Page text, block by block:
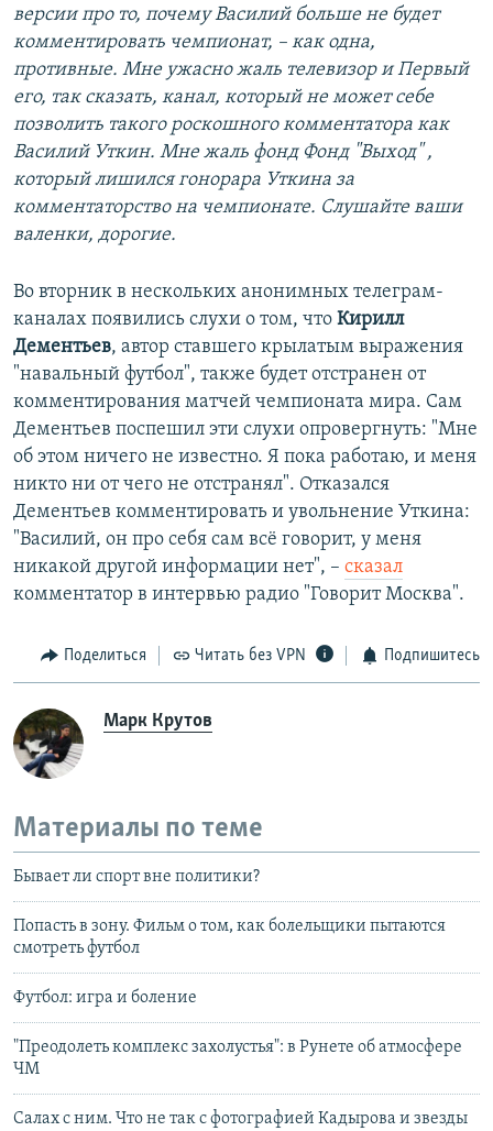
версии про то, почему Василий больше не будет
комментировать чемпионат, – как одна,
противные. Мне ужасно жаль телевизор и Первый
его, так сказать, канал, который не может себе
позволить такого роскошного комментатора как
Василий Уткин. Мне жаль фонд Фонд "Выход" ,
который лишился гонорара Уткина за
комментаторство на чемпионате. Слушайте ваши
валенки, дорогие.
Во вторник в нескольких анонимных телеграм-
каналах появились слухи о том, что Кирилл
Дементьев, автор ставшего крылатым выражения
"навальный футбол", также будет отстранен от
комментирования матчей чемпионата мира. Сам
Дементьев поспешил эти слухи опровергнуть: "Мне
об этом ничего не известно. Я пока работаю, и меня
никто ни от чего не отстранял". Отказался
Дементьев комментировать и увольнение Уткина:
"Василий, он про себя сам всё говорит, у меня
никакой другой информации нет", – сказал
комментатор в интервью радио "Говорит Москва".
Поделиться Читать без VPN Подпишитесь
Марк Крутов
Материалы по теме
Бывает ли спорт вне политики?
Попасть в зону. Фильм о том, как болельщики пытаются
смотреть футбол
Футбол: игра и боление
"Преодолеть комплекс захолустья": в Рунете об атмосфере
ЧМ
Салах с ним. Что не так с фотографией Кадырова и звезды